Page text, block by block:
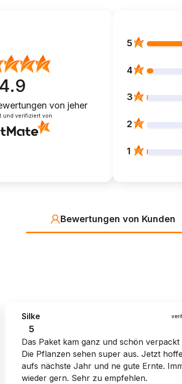
4.9
von jeher
und verifiziert von
5
4
3
2
1
Bewertungen von Kunden
Silke
5
Das Paket kam ganz und schön verpackt
Die Pflanzen sehen super aus. Jetzt
aufs nächste Jahr und ne gute Ernte.
wieder gern. Sehr zu empfehlen.